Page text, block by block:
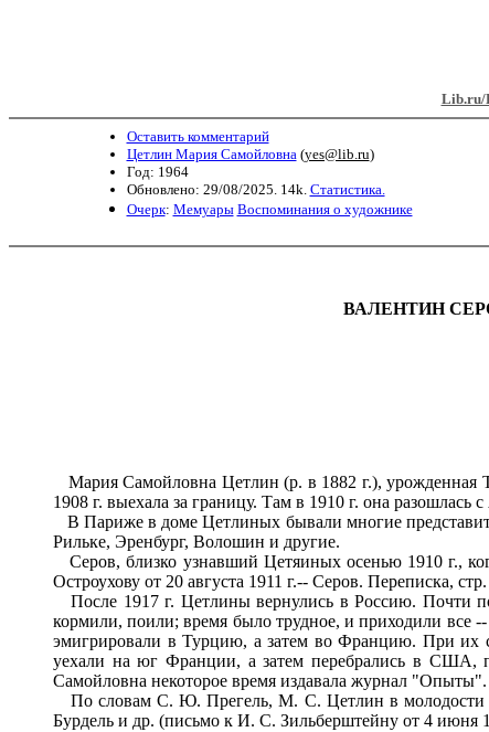
Lib.ru/
Оставить комментарий
Цетлин Мария Самойловна (yes@lib.ru)
Год: 1964
Обновлено: 29/08/2025. 14k. Статистика.
Очерк: Мемуары Воспоминания о художнике
ВАЛЕНТИН
Мария Самойловна Цетлин (р. в 1882 г.), урожденная
1908 г. выехала за границу. Там в 1910 г. она
В Париже в доме Цетлиных бывали многие
Рильке, Эренбург, Волошин и другие.
Серов, близко узнавший Цетяиных осенью 1910 г.,
Остроухову от 20 августа 1911 г.-- Серов. Переписка,
После 1917 г. Цетлины вернулись в Россию. Почти
кормили, поили; время было трудное, и приходили все
эмигрировали в Турцию, а затем во Францию. При их
уехали на юг Франции, а затем перебрались в
Самойловна некоторое время издавала журнал "Опыты".
По словам С. Ю. Прегель, М. С. Цетлин в молодости
Бурдель и др. (письмо к И. С. Зильберштейну от 4 июня